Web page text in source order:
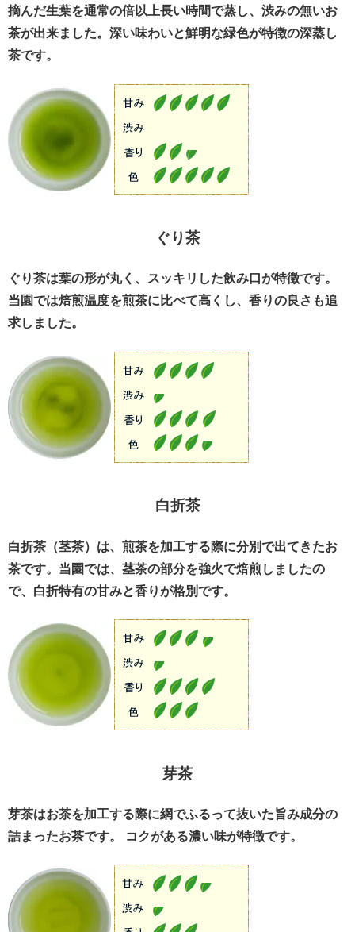
摘んだ生葉を通常の倍以上長い時間で蒸し、渋みの無いお
茶が出来ました。深い味わいと鮮明な緑色が特徴の深蒸し
茶です。
ぐり茶
ぐり茶は葉の形が丸く、スッキリした飲み口が特徴です。
当園では焙煎温度を煎茶に比べて高くし、香りの良さも追
求しました。
白折茶
白折茶（茎茶）は、煎茶を加工する際に分別で出てきたお
茶です。当園では、茎茶の部分を強火で焙煎しましたの
で、白折特有の甘みと香りが格別です。
芽茶
芽茶はお茶を加工する際に網でふるって抜いた旨み成分の
詰まったお茶です。 コクがある濃い味が特徴です。